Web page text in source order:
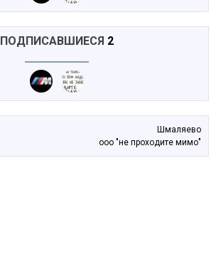
ПОДПИСАВШИЕСЯ 2
Шмаляево
ооо "не проходите мимо"